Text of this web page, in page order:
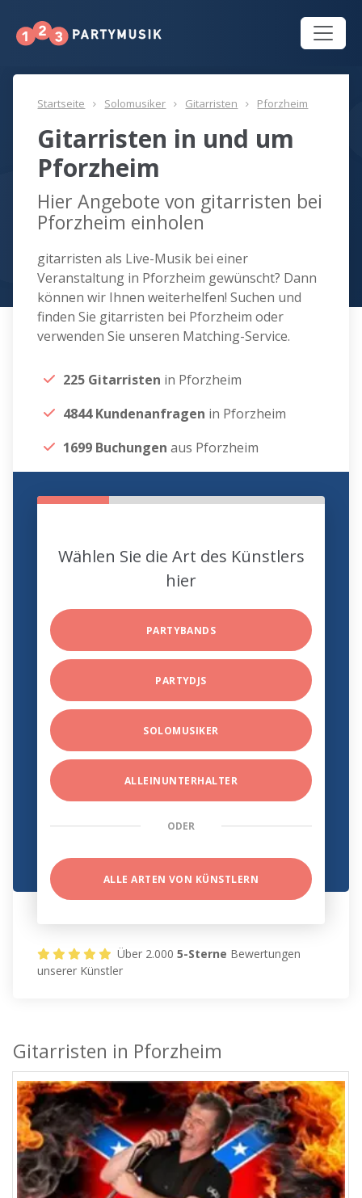
Startseite Solomusiker Gitarristen Pforzheim
Gitarristen in und um
Pforzheim
Hier Angebote von gitarristen bei
Pforzheim einholen
gitarristen als Live-Musik bei einer
Veranstaltung in Pforzheim gewünscht? Dann
können wir Ihnen weiterhelfen! Suchen und
finden Sie gitarristen bei Pforzheim oder
verwenden Sie unseren Matching-Service.
225 Gitarristen in Pforzheim
4844 Kundenanfragen in Pforzheim
1699 Buchungen aus Pforzheim
Wählen Sie die Art des Künstlers
hier
PARTYBANDS
PARTYDJS
SOLOMUSIKER
ALLEINUNTERHALTER
ODER
ALLE ARTEN VON KÜNSTLERN
Über 2.0005-Sterne Bewertungen
unserer Künstler
Gitarristen in Pforzheim